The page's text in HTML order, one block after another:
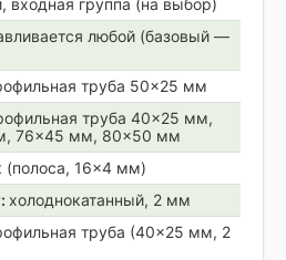
любой (базовый —
труба 50×25 мм
труба 40×25 мм,
76×45 мм, 80×50 мм
(полоса, 16×4 мм)
холоднокатанный, 2 мм
труба (40×25 мм, 2